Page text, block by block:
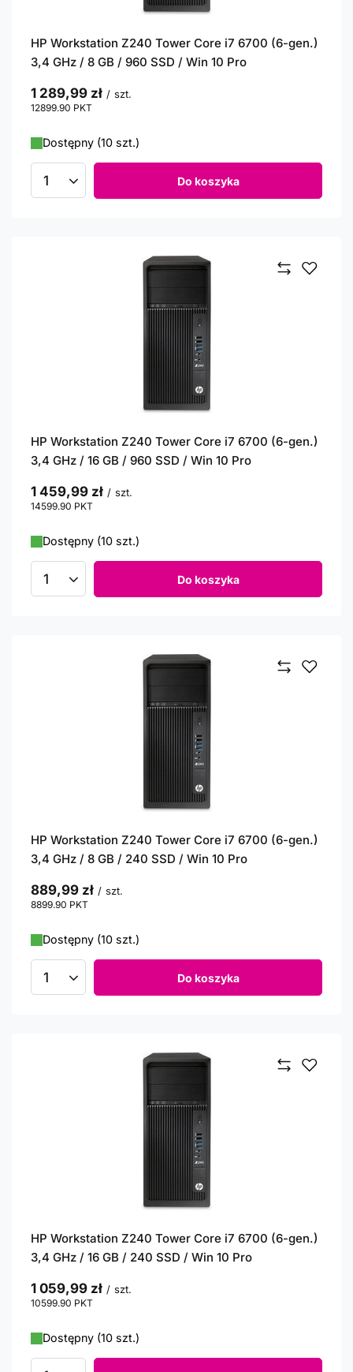
HP Workstation Z240 Tower Core i7 6700 (6-gen.)
3,4 GHz / 8 GB / 960 SSD / Win 10 Pro
1 289,99 zł / szt.
12899.90 PKT
Dostępny (10 szt.)
Ilość produktów Do koszyka
HP Workstation Z240 Tower Core i7 6700 (6-gen.)
3,4 GHz / 16 GB / 960 SSD / Win 10 Pro
1 459,99 zł / szt.
14599.90 PKT
Dostępny (10 szt.)
Ilość produktów Do koszyka
HP Workstation Z240 Tower Core i7 6700 (6-gen.)
3,4 GHz / 8 GB / 240 SSD / Win 10 Pro
889,99 zł / szt.
8899.90 PKT
Dostępny (10 szt.)
Ilość produktów Do koszyka
HP Workstation Z240 Tower Core i7 6700 (6-gen.)
3,4 GHz / 16 GB / 240 SSD / Win 10 Pro
1 059,99 zł / szt.
10599.90 PKT
Dostępny (10 szt.)